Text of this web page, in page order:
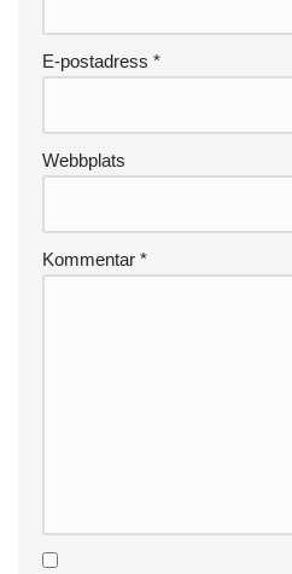
E-postadress *
Webbplats
Kommentar *